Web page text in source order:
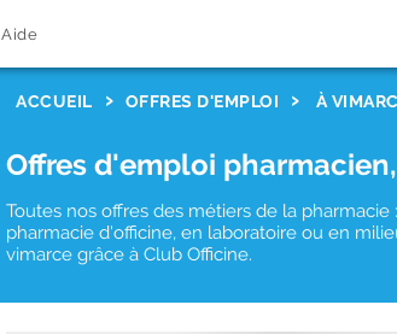
Aide
ACCUEIL OFFRES D'EMPLOI À
Offres d'emploi
Toutes nos offres des métiers de la
pharmacie d'officine, en laboratoire ou en
vimarce grâce à Club Officine.